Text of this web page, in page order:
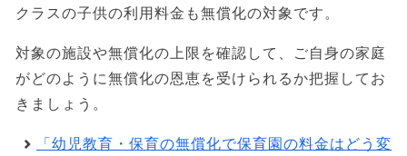
クラスの子供の利用料金も無償化の対象です。
対象の施設や無償化の上限を確認して、ご自身の家庭
がどのように無償化の恩恵を受けられるか把握してお
きましょう。
「幼児教育・保育の無償化で保育園の料金はどう変